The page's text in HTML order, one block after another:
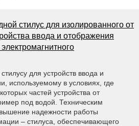
стилус для изолированного от
ввода и отображения
для устройств ввода и
используемому в условиях, где
частей устройства от
под водой. Техническим
надежности работы
– стилуса, обеспечивающего